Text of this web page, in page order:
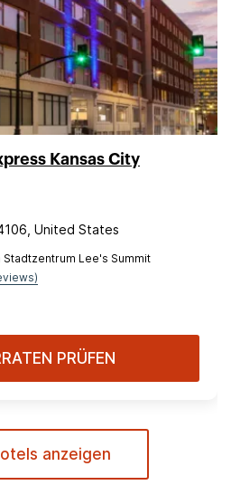
Kansas City
United States
Stadtzentrum Lee's Summit
PRÜFEN
anzeigen